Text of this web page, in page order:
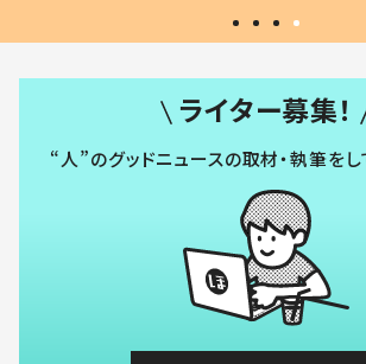
ライター募集！
“人”のグッドニュースの取材・執筆を